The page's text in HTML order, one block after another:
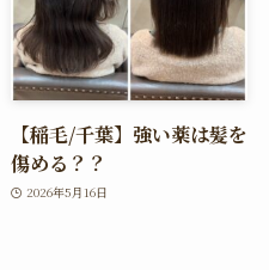
【稲毛/千葉】強い薬は髪を
傷める？？
2026年5月16日